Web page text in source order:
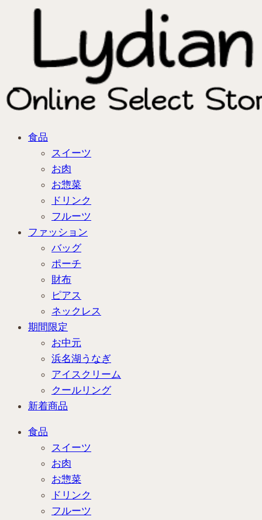
食品
スイーツ
お肉
お惣菜
ドリンク
フルーツ
ファッション
バッグ
ポーチ
財布
ピアス
ネックレス
期間限定
お中元
浜名湖うなぎ
アイスクリーム
クールリング
新着商品
食品
スイーツ
お肉
お惣菜
ドリンク
フルーツ